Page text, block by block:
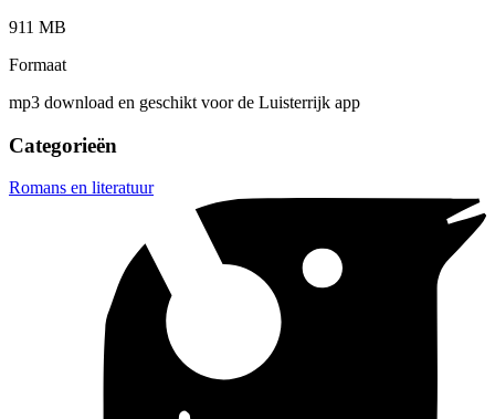
911 MB
Formaat
mp3 download en geschikt voor de Luisterrijk app
Categorieën
Romans en literatuur